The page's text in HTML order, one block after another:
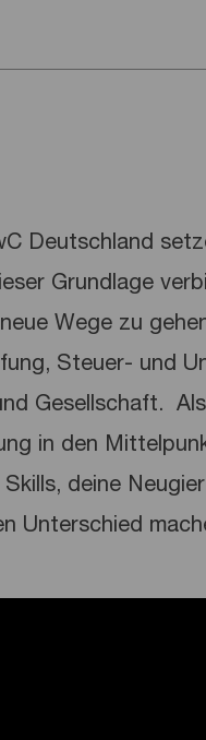
Deutschland
Grundlage
Wege zu
Steuer- und
Gesellschaft.
in den
deine
Unterschied